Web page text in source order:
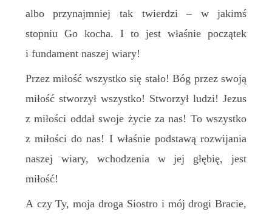
albo przynajmniej tak twierdzi – w jakimś
stopniu Go kocha. I to jest właśnie początek
i fundament naszej wiary!
Przez miłość wszystko się stało! Bóg przez swoją
miłość stworzył wszystko! Stworzył ludzi!Jezus
z miłości oddał swoje życie za nas! To wszystko
zmiłości do nas! I właśnie podstawą rozwijania
naszej wiary, wchodzenia w jej głębię, jest
miłość!
A czyTy, moja droga Siostro i mój drogiBracie,